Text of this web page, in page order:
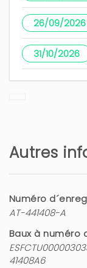
El exterior
barandillas
levantada la
y las vallas
igual que el
casa tuvie
26/09/2026
31/10/2026
Autres
Numéro
AT-441408-A
Baux à numéro
41408A6